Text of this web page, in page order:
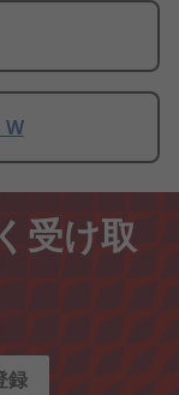
W
受け取
録